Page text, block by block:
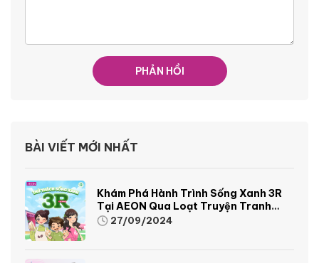
BÀI VIẾT MỚI NHẤT
Khám Phá Hành Trình Sống Xanh 3R
Tại AEON Qua Loạt Truyện Tranh
Sinh Động Và Thú Vị
27/09/2024